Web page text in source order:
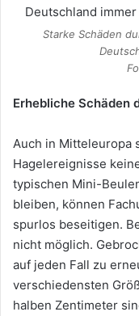
Starke Schäden
Erhebliche Schäden
Auch in Mitteleuropa
Hagelereignisse
typischen Mini-
bleiben, können
spurlos beseitigen.
nicht möglich.
auf jeden Fall zu
verschiedensten
halben Zentimeter